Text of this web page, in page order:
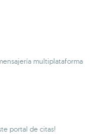
multiplataforma
portal de citas!